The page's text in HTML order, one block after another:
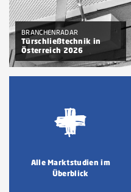
BRANCHENRADAR
Türschließtechnik in
Österreich 2026
ab € 2.990,-
Alle Marktstudien im
Überblick